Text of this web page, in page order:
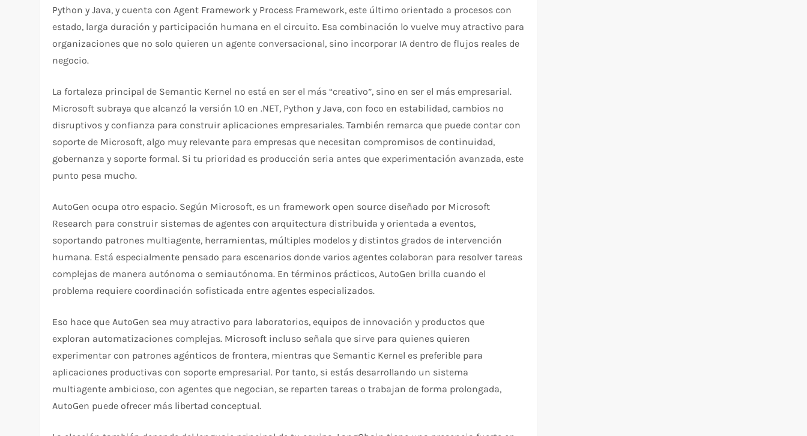
Python y Java, y cuenta con Agent Framework y Process Framework, este último orientado a procesos con
estado, larga duración y participación humana en el circuito. Esa combinación lo vuelve muy atractivo para
organizaciones que no solo quieren un agente conversacional, sino incorporar IA dentro de flujos reales de
negocio.​
La fortaleza principal de Semantic Kernel no está en ser el más “creativo”, sino en ser el más empresarial.
Microsoft subraya que alcanzó la versión 1.0 en .NET, Python y Java, con foco en estabilidad, cambios no
disruptivos y confianza para construir aplicaciones empresariales. También remarca que puede contar con
soporte de Microsoft, algo muy relevante para empresas que necesitan compromisos de continuidad,
gobernanza y soporte formal. Si tu prioridad es producción seria antes que experimentación avanzada, este
punto pesa mucho.​
AutoGen ocupa otro espacio. Según Microsoft, es un framework open source diseñado por Microsoft
Research para construir sistemas de agentes con arquitectura distribuida y orientada a eventos,
soportando patrones multiagente, herramientas, múltiples modelos y distintos grados de intervención
humana. Está especialmente pensado para escenarios donde varios agentes colaboran para resolver tareas
complejas de manera autónoma o semiautónoma. En términos prácticos, AutoGen brilla cuando el
problema requiere coordinación sofisticada entre agentes especializados.​
Eso hace que AutoGen sea muy atractivo para laboratorios, equipos de innovación y productos que
exploran automatizaciones complejas. Microsoft incluso señala que sirve para quienes quieren
experimentar con patrones agénticos de frontera, mientras que Semantic Kernel es preferible para
aplicaciones productivas con soporte empresarial. Por tanto, si estás desarrollando un sistema
multiagente ambicioso, con agentes que negocian, se reparten tareas o trabajan de forma prolongada,
AutoGen puede ofrecer más libertad conceptual.​